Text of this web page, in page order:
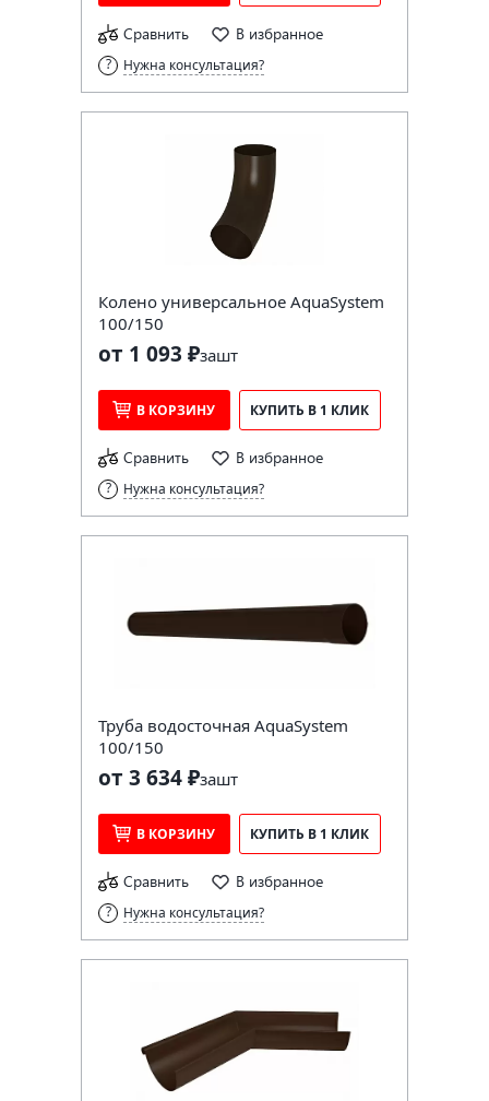
Сравнить В избранное
Нужна консультация?
Колено универсальное AquaSystem
100/150
от 1 093 ₽зашт
В КОРЗИНУ КУПИТЬ В 1 КЛИК
Сравнить В избранное
Нужна консультация?
Труба водосточная AquaSystem
100/150
от 3 634 ₽зашт
В КОРЗИНУ КУПИТЬ В 1 КЛИК
Сравнить В избранное
Нужна консультация?